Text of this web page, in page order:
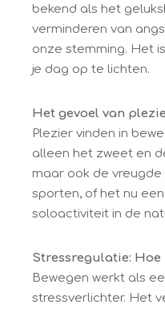
bekend als het
verminderen van
onze stemming. Het
je dag op te lichten.
Het gevoel van
Plezier vinden in
alleen het zweet en
maar ook de
sporten, of het nu
soloactiviteit in de
Stressregulatie:
Bewegen werkt als
stressverlichter. Het